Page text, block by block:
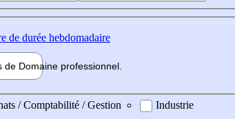
de durée hebdomadaire
de Domaine professionnel
/ Comptabilité / Gestion
Industrie